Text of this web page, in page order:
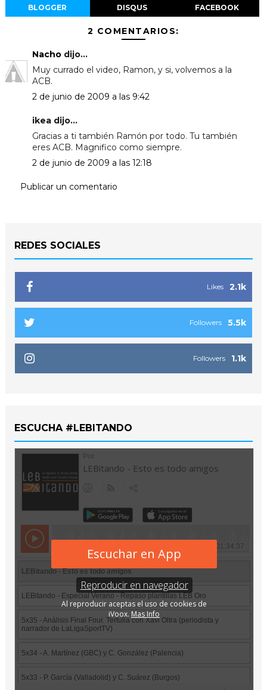
BLOGGER DISQUS FACEBOOK
2 COMENTARIOS:
Nachodijo...
Muy currado el video, Ramon, y si, volvemos a la
ACB.
2 de junio de 2009 a las 9:42
ikea dijo...
Gracias a ti también Ramón por todo. Tu también
eres ACB. Magnifico como siempre.
2 de junio de 2009 a las 12:18
Publicar un comentario
REDES SOCIALES
2.1k
Likes
5.5k
Followers
1.1k
Followers
ESCUCHA #LEBITANDO